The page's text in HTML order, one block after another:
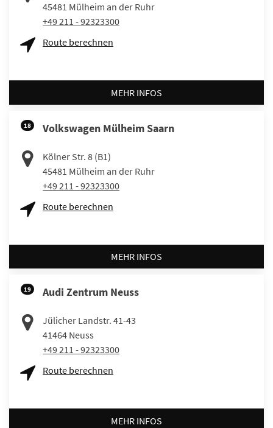
45481 Mülheim an der Ruhr
+49 211 - 92323300
Route berechnen
MEHR INFOS
18 Volkswagen Mülheim Saarn
Kölner Str. 8 (B1)
45481 Mülheim an der Ruhr
+49 211 - 92323300
Route berechnen
MEHR INFOS
19 Audi Zentrum Neuss
Jülicher Landstr. 41-43
41464 Neuss
+49 211 - 92323300
Route berechnen
MEHR INFOS